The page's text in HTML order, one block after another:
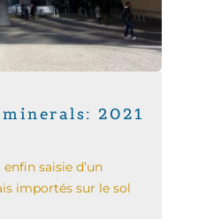
2021
enfin saisie d’un
importés sur le sol